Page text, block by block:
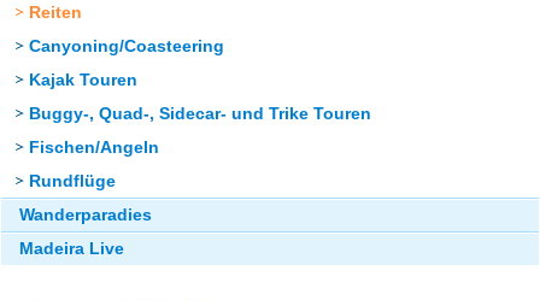
Reiten
Canyoning/Coasteering
Kajak Touren
Buggy-, Quad-, Sidecar- und Trike Touren
Fischen/Angeln
Rundflüge
Wanderparadies
Madeira Live